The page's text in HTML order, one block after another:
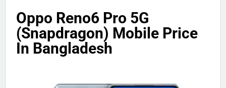
Oppo Reno6 Pro 5G
(Snapdragon) Mobile Price
In Bangladesh